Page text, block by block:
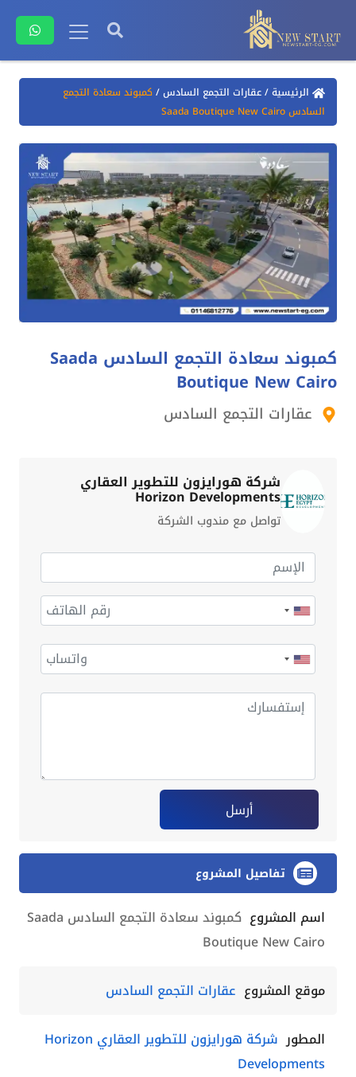
الرئيسية/عقارات التجمع السادس/كمبوند سعادة التجمع
السادس Saada Boutique New Cairo
كمبوند سعادة التجمع السادس Saada
Boutique New Cairo
عقارات التجمع السادس
شركة هورايزون للتطوير العقاري
Horizon Developments
تواصل مع مندوب الشركة
أرسل
تفاصيل المشروع
اسم المشروع
كمبوند سعادة التجمع السادس Saada
Boutique New Cairo
موقع المشروع عقارات التجمع السادس
المطور
شركة هورايزون للتطوير العقاري Horizon
Developments